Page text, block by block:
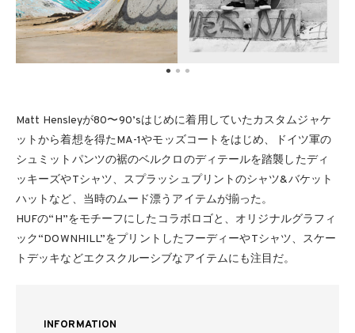
Matt Hensleyが80〜90’sはじめに着用していたカスタムジャケ
ットから着想を得たMA-1やモッズコートをはじめ、ドイツ軍の
シュミットパンツの裾のベルクロのディテールを踏襲したディ
ッキーズやTシャツ、スプラッシュプリントのシャツ&バケット
ハットなど、当時のムード漂うアイテムが揃った。
HUFの“H”をモチーフにしたコラボロゴと、オリジナルグラフィ
ック“DOWNHILL”をプリントしたフーディーやTシャツ、スケー
トデッキなどエクスクルーシブなアイテムにも注目だ。
INFORMATION